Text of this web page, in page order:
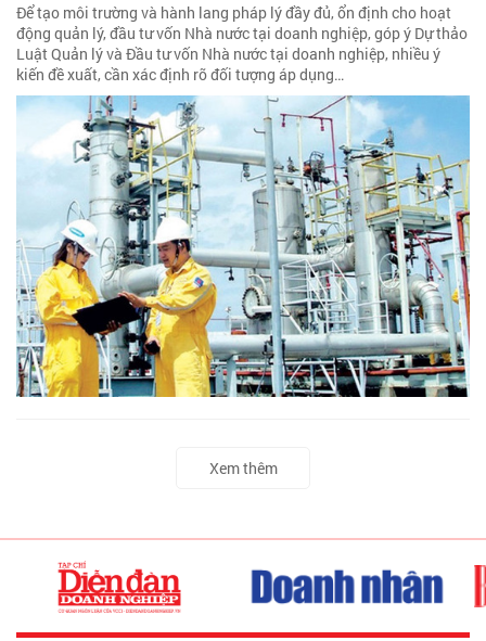
Để tạo môi trường và hành lang pháp lý đầy đủ, ổn định cho hoạt
động quản lý, đầu tư vốn Nhà nước tại doanh nghiệp, góp ý Dự thảo
Luật Quản lý và Đầu tư vốn Nhà nước tại doanh nghiệp, nhiều ý
kiến đề xuất, cần xác định rõ đối tượng áp dụng…
Xem thêm